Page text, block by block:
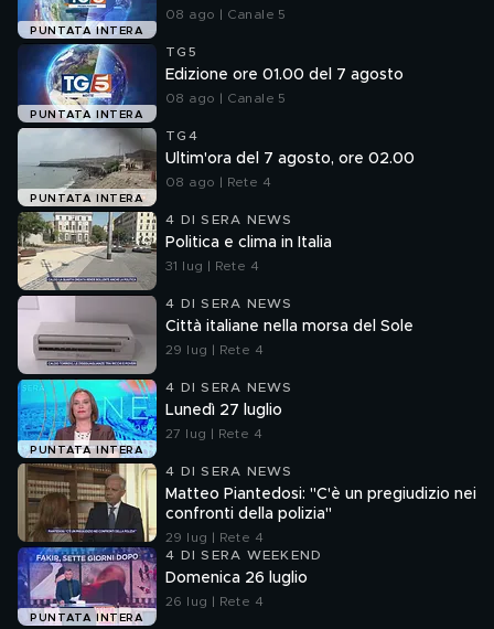
PUNTATA INTERA
08 ago | Canale 5
PUNTATA INTERA
TG5
Edizione ore 01.00 del 7 agosto
08 ago | Canale 5
PUNTATA INTERA
TG4
Ultim'ora del 7 agosto, ore 02.00
08 ago | Rete 4
4 DI SERA NEWS
Politica e clima in Italia
31 lug | Rete 4
4 DI SERA NEWS
Città italiane nella morsa del Sole
29 lug | Rete 4
PUNTATA INTERA
4 DI SERA NEWS
Lunedì 27 luglio
27 lug | Rete 4
4 DI SERA NEWS
Matteo Piantedosi: "C'è un pregiudizio nei
confronti della polizia"
29 lug | Rete 4
PUNTATA INTERA
4 DI SERA WEEKEND
Domenica 26 luglio
26 lug | Rete 4